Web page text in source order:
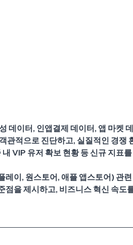
데이터, 인앱결제 데이터, 앱 마켓
관적으로 진단하고, 실질적인 경쟁
VIP 유저 확보 현황 등 신규 지표
레이, 원스토어, 애플 앱스토어) 관
점을 제시하고, 비즈니스 혁신 속도